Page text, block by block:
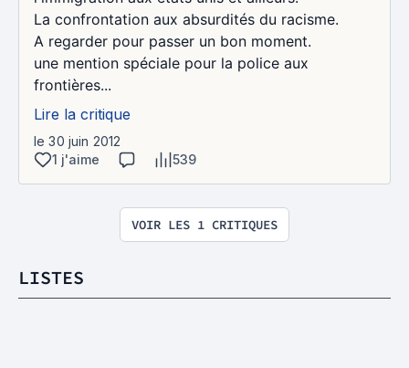
La confrontation aux absurdités du racisme.
A regarder pour passer un bon moment.
une mention spéciale pour la police aux
frontières...
Lire la critique
le 30 juin 2012
1 j'aime
539
VOIR LES 1 CRITIQUES
LISTES